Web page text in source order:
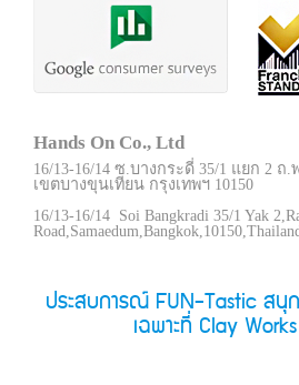
Hands On Co., Ltd
16/13-16/14 ซ.บางกระดี่ 35/1 แยก 2
เขตบางขุนเทียน กรุงเทพฯ 10150
16/13-16/14 Soi Bangkradi 35/1 Yak
ประสบการณ์ FUN-Tastic สนุก
เฉพาะที่ Clay